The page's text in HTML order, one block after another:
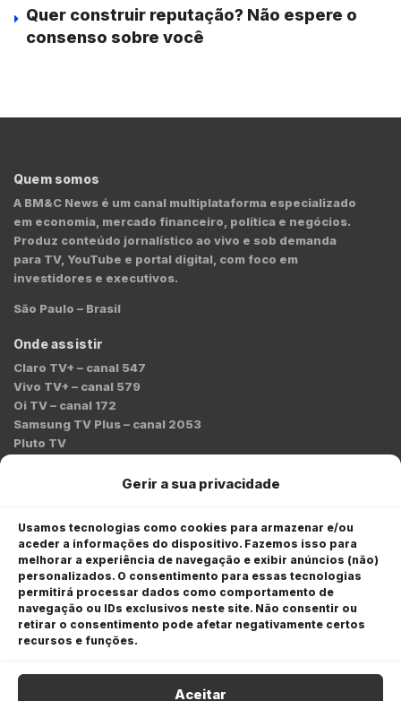
Gerir a sua privacidade
Usamos tecnologias como cookies para armazenar e/ou
aceder a informações do dispositivo. Fazemos isso para
melhorar a experiência de navegação e exibir anúncios (não)
personalizados. O consentimento para essas tecnologias
permitirá processar dados como comportamento de
navegação ou IDs exclusivos neste site. Não consentir ou
retirar o consentimento pode afetar negativamente certos
recursos e funções.
Aceitar
Quer construir reputação? Não espere o
consenso sobre você
Quem somos
A BM&C News é um canal multiplataforma especializado
em economia, mercado financeiro, política e negócios.
Produz conteúdo jornalístico ao vivo e sob demanda
para TV, YouTube e portal digital, com foco em
investidores e executivos.
São Paulo – Brasil
Onde assistir
Claro TV+ – canal 547
Vivo TV+ – canal 579
Oi TV – canal 172
Samsung TV Plus – canal 2053
Pluto TV
redacao@bmcnews.com.br
Comercial:
comercial@bmcnews.com.br
Anuncie na BM&C News
A BM&C News conecta marcas a milhões de investidores
através de TV, YouTube e plataformas digitais.